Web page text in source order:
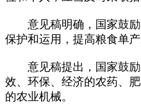
意见稿明确，国家鼓励
保护和运用，提高粮食单产
意见稿提出，国家鼓励
效、环保、经济的农药、
的农业机械。